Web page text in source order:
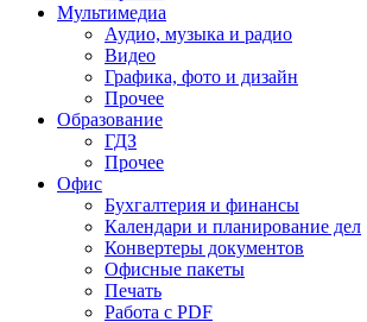
Мультимедиа
Аудио, музыка и радио
Видео
Графика, фото и дизайн
Прочее
Образование
ГДЗ
Прочее
Офис
Бухгалтерия и финансы
Календари и планирование дел
Конвертеры документов
Офисные пакеты
Печать
Работа с PDF